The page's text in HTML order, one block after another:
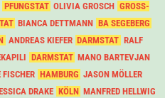
PFUNGSTAT OLIVIA GROSCH GROSS-G
BIANCA DETTMANN BA SEGEBERG
ANDREAS KIEFER DARMSTAT RALF
DARMSTAT MANO BARTEVJAN
FISCHER HAMBURG JASON MÖLLER
DRAKE KÖLN MANFRED HELLWIG